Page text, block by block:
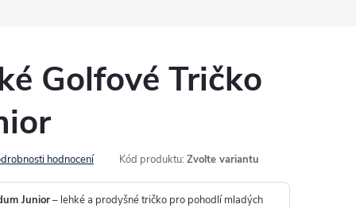
Golfové Tričko
hodnocení Kód produktu: Zvolte variantu
Junior– lehké a prodyšné tričko pro pohodlí mladých